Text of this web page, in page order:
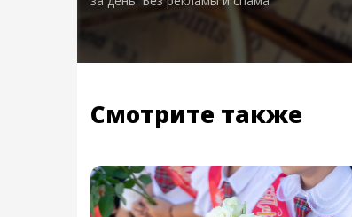
Смотрите также